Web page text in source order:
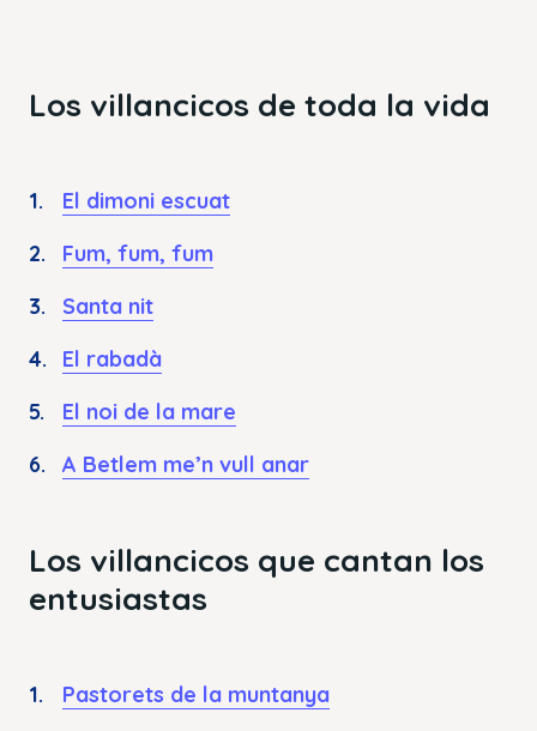
Los villancicos de toda la vida
El dimoni escuat
Fum, fum, fum
Santa nit
El rabadà
El noi de la mare
A Betlem me’n vull anar
Los villancicos que cantan los
entusiastas
Pastorets de la muntanya